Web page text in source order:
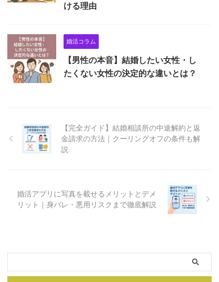
ける理由
婚活コラム
【男性の本音】結婚したい女性・し
たくない女性の決定的な違いとは？
【完全ガイド】結婚相談所の中途解約と返
金請求の方法｜クーリングオフの条件も解
説
婚活アプリに写真を載せるメリットとデメ
リット｜身バレ・悪用リスクまで徹底解説